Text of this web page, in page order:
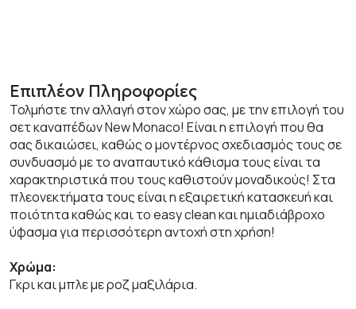
Επιπλέον Πληροφορίες
Τολμήστε την αλλαγή στον χώρο σας, με την επιλογή του
σετ καναπέδων New Monaco! Είναι η επιλογή που θα
σας δικαιώσει, καθώς ο μοντέρνος σχεδιασμός τους σε
συνδυασμό με το αναπαυτικό κάθισμα τους είναι τα
χαρακτηριστικά που τους καθιστούν μοναδικούς! Στα
πλεονεκτήματα τους είναι η εξαιρετική κατασκευή και
ποιότητα καθώς και το easy clean και ημιαδιάβροχο
ύφασμα για περισσότερη αντοχή στη χρήση!
Χρώμα:
Γκρι και μπλε με ροζ μαξιλάρια.